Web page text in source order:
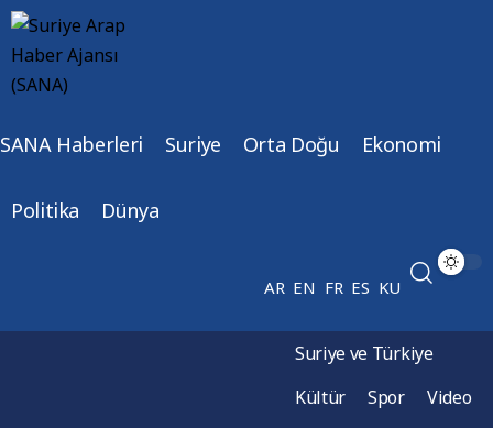
SANA Haberleri Suriye Orta Doğu Ekonomi
Politika Dünya
AR EN FR ES KU
Suriye ve Türkiye
Kültür
Spor
Video